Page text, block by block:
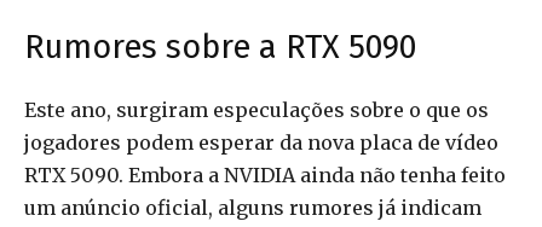
Rumores sobre a RTX 5090
Este ano, surgiram especulações sobre o que os
jogadores podem esperar da nova placa de vídeo
RTX 5090. Embora a NVIDIA ainda não tenha feito
um anúncio oficial, alguns rumores já indicam